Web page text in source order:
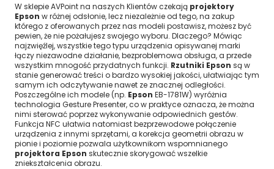
W sklepie AVPoint na naszych Klientów czekają projektory
Epson w różnej odsłonie, lecz niezależnie od tego, na zakup
którego z oferowanych przez nas modeli postawisz, możesz być
pewien, że nie pożałujesz swojego wyboru. Dlaczego? Mówiąc
najzwięźlej, wszystkie tego typu urządzenia opisywanej marki
łączy niezawodne działanie, bezproblemowa obsługa, a przede
wszystkim mnogość przydatnych funkcji. Rzutniki Epson są w
stanie generować treści o bardzo wysokiej jakości, ułatwiając tym
samym ich odczytywanie nawet ze znacznej odległości.
Poszczególne ich modele (np. Epson EB-1781W) wyróżnia
technologia Gesture Presenter, co w praktyce oznacza, że można
nimi sterować poprzez wykonywanie odpowiednich gestów.
Funkcja NFC ułatwia natomiast bezprzewodowe połączenie
urządzenia z innymi sprzętami, a korekcja geometrii obrazu w
pionie i poziomie pozwala użytkownikom wspomnianego
projektora Epson skutecznie skorygować wszelkie
zniekształcenia obrazu.